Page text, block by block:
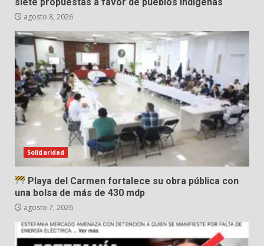
agosto 8, 2026
Solidaridad
Playa del Carmen fortalece su obra pública con
una bolsa de más de 430 mdp
agosto 7, 2026